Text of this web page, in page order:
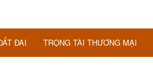
ĐAI TRỌNG TÀI THƯƠNG MẠI